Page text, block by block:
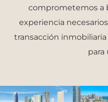
comprometemos a
experiencia
transacción
para